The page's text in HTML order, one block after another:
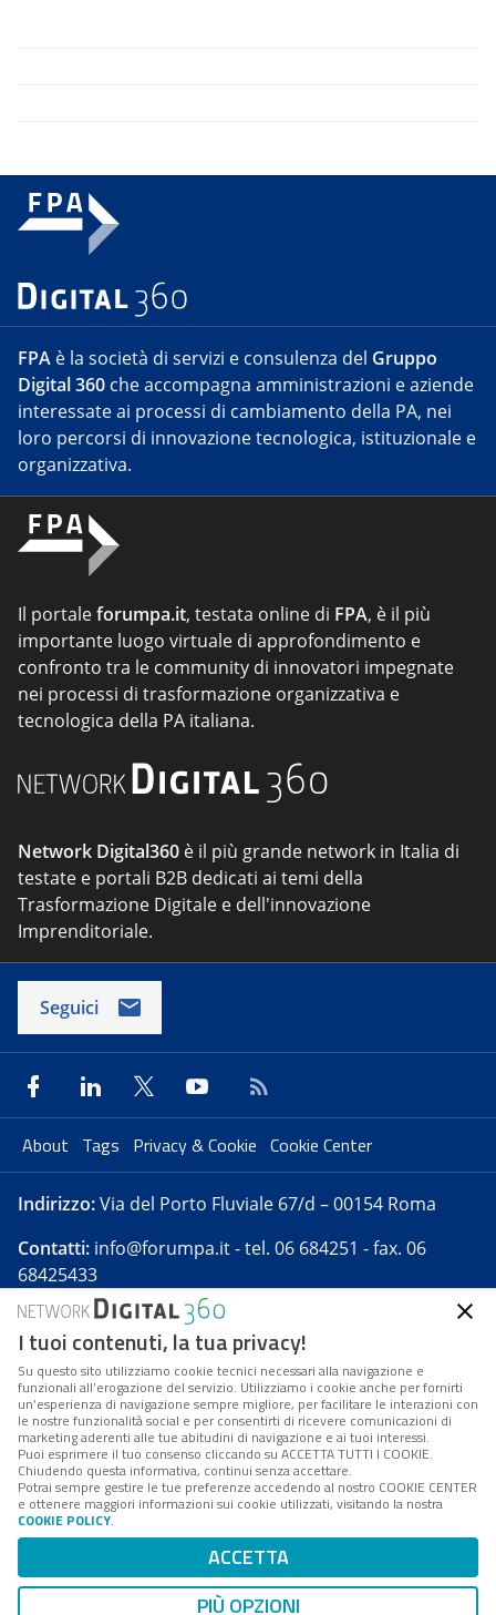
FPA è la società di servizi e consulenza del Gruppo
Digital 360 che accompagna amministrazioni e aziende
interessate ai processi di cambiamento della PA, nei
loro percorsi di innovazione tecnologica, istituzionale e
organizzativa.
Il portaleforumpa.it, testata online di FPA, è il più
importante luogo virtuale di approfondimento e
confronto tra le community di innovatori impegnate
nei processi di trasformazione organizzativa e
tecnologica della PA italiana.
Network Digital360 è il più grande network in Italia di
testate e portali B2B dedicati ai temi della
Trasformazione Digitale e dell'innovazione
Imprenditoriale.
Seguici
About Tags Privacy & Cookie Cookie Center
Indirizzo:Via del Porto Fluviale 67/d – 00154 Roma
Contatti: info@forumpa.it- tel. 06 684251 - fax. 06
68425433
Forumpa.itè una pubblicazione telematica iscritta
presso Registro della stampa del Tribunale di Roma -
Reg. n. 182 del 2 maggio 2008 - Direttore resp. Michela
Stentella
FPA s.r.l. è società soggetta a Direzione e
Coordinamento da parte di Digital360 S.p.A. - FPA s.r.l.
è un'azienda certificata per il sistema di management
Codice Fiscale/Partita IVA n. 10693191008 - R.E.A. Roma
n. 1249791. ISP AWS
Mappa del sito
I tuoi contenuti, la tua privacy!
Su questo sito utilizziamo cookie tecnici necessari alla navigazione e
funzionali all’erogazione del servizio. Utilizziamo i cookie anche per fornirti
un’esperienza di navigazione sempre migliore, per facilitare le interazioni con
le nostre funzionalità social e per consentirti di ricevere comunicazioni di
marketing aderenti alle tue abitudini di navigazione e ai tuoi interessi.
Puoi esprimere il tuo consenso cliccando su ACCETTA TUTTI I COOKIE.
Chiudendo questa informativa, continui senza accettare.
Potrai sempre gestire le tue preferenze accedendo al nostro COOKIE CENTER
e ottenere maggiori informazioni sui cookie utilizzati, visitando la nostra
COOKIE POLICY.
ACCETTA
PIÙ OPZIONI